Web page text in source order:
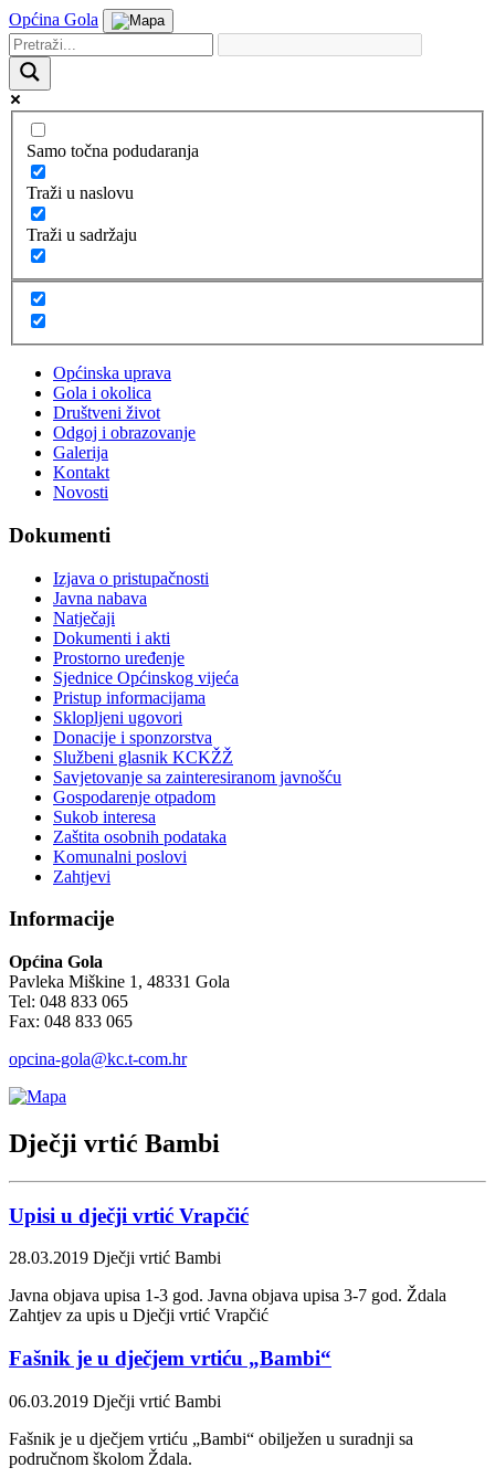
Općina Gola
Samo točna podudaranja
Traži u naslovu
Traži u sadržaju
Općinska uprava
Gola i okolica
Društveni život
Odgoj i obrazovanje
Galerija
Kontakt
Novosti
Dokumenti
Izjava o pristupačnosti
Javna nabava
Natječaji
Dokumenti i akti
Prostorno uređenje
Sjednice Općinskog vijeća
Pristup informacijama
Sklopljeni ugovori
Donacije i sponzorstva
Službeni glasnik KCKŽŽ
Savjetovanje sa zainteresiranom javnošću
Gospodarenje otpadom
Sukob interesa
Zaštita osobnih podataka
Komunalni poslovi
Zahtjevi
Informacije
Općina Gola
Pavleka Miškine 1, 48331 Gola
Tel: 048 833 065
Fax: 048 833 065
opcina-gola@kc.t-com.hr
Dječji vrtić Bambi
Upisi u dječji vrtić Vrapčić
28.03.2019 Dječji vrtić Bambi
Javna objava upisa 1-3 god. Javna objava upisa 3-7 god. Ždala
Zahtjev za upis u Dječji vrtić Vrapčić
Fašnik je u dječjem vrtiću „Bambi“
06.03.2019 Dječji vrtić Bambi
Fašnik je u dječjem vrtiću „Bambi“ obilježen u suradnji sa
područnom školom Ždala.